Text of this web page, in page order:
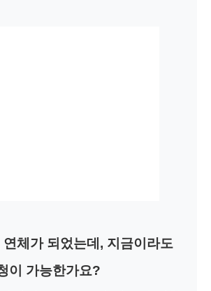
체가 되었는데, 지금이라도
이 가능한가요?